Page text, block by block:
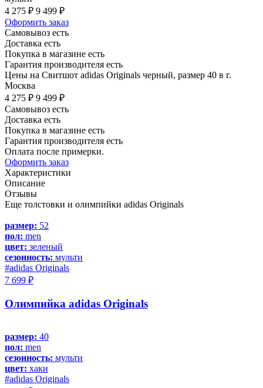
4 275 ₽ 9 499 ₽
Оформить заказ
Самовывоз есть
Доставка есть
Покупка в магазине есть
Гарантия производителя есть
Цены на Свитшот adidas Originals черный, размер 40 в г.
Москва
4 275 ₽ 9 499 ₽
Самовывоз есть
Доставка есть
Покупка в магазине есть
Гарантия производителя есть
Оплата после примерки.
Оформить заказ
Характеристики
Описание
Отзывы
Еще толстовки и олимпийки adidas Originals
размер: 52
пол: men
цвет: зеленый
сезонность: мульти
#adidas Originals
7 699 ₽
Олимпийка adidas Originals
размер: 40
пол: men
сезонность: мульти
цвет: хаки
#adidas Originals